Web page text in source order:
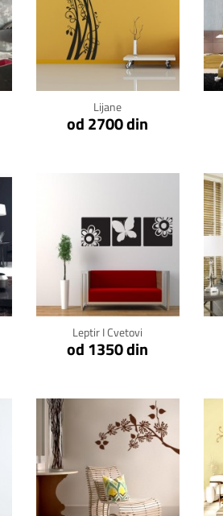
Lijane
od 2700 din
Klikni za detalje
Leptir I Cvetovi
od 1350 din
Klikni za detalje
Klikni za detalje